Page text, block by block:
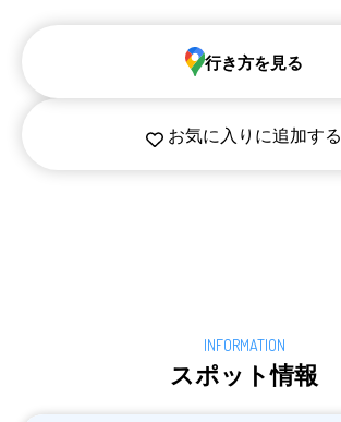
お気に入りに追加する
行き方を見る
スポット情報